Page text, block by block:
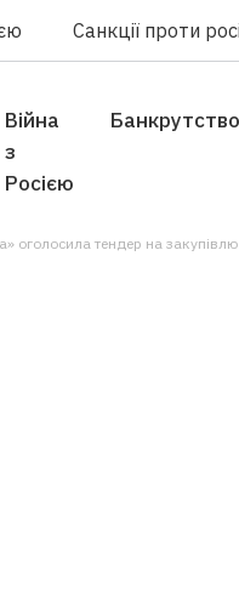
Санкції проти
Війна
з
Росією
Банкрутство
оголосила тендер на